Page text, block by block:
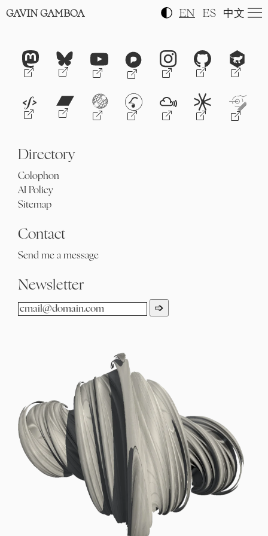
GAVIN GAMBOA EN ES 中文
Directory
Colophon
AI Policy
Sitemap
Contact
Send me a message
Newsletter
➩